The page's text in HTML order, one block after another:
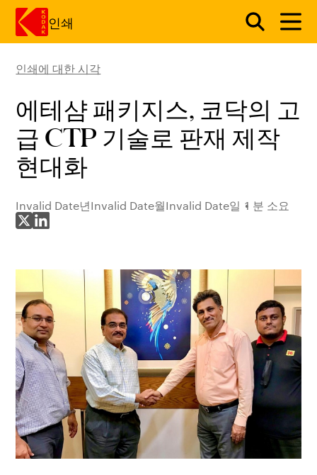
인쇄
인쇄에 대한 시각
에테샴 패키지스, 코닥의 고
급 CTP 기술로 판재 제작
현대화
Invalid Date년Invalid Date월Invalid Date일 1 분 소요
X에 공유
LinkedIn에 공유